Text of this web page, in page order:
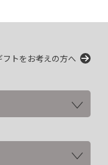
フトをお考えの方へ